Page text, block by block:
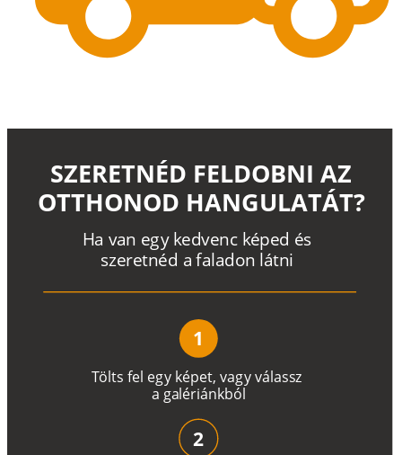
Tölts fel egy képet, vagyválassz
a galériánkból
Ha van egy kedvenc képed és
szeretnéd a faladon látni
SZERETNÉD FELDOBNI AZ
OTTHONOD HANGULATÁT?
1
2